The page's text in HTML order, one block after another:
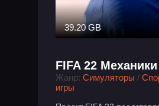
39.20 GB
FIFA 22 Механики
Жанр: Симуляторы /
игры